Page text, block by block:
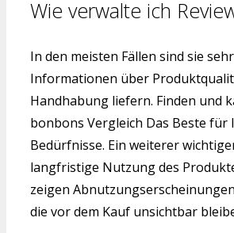
Wie verwalte ich
In den meisten Fällen sind sie
Informationen über
Handhabung liefern. Finden und
bonbons Vergleich Das Beste für
Bedürfnisse. Ein weiterer
langfristige Nutzung des
zeigen
die vor dem Kauf unsichtbar